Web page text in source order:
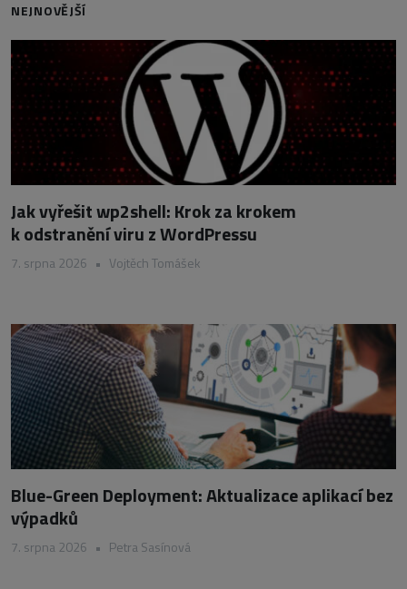
NEJNOVĚJŠÍ
Jak vyřešit wp2shell: Krok za krokem
k odstranění viru z WordPressu
7. srpna 2026 • Vojtěch Tomášek
Blue-Green Deployment: Aktualizace aplikací bez
výpadků
7. srpna 2026 • Petra Sasínová